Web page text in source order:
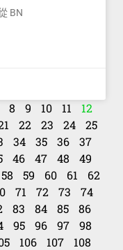
BN
8 9 10 11
12
22 23 24
25
34 35 36
37
46 47 48
49
58 59 60 61
62
71 72 73
74
83 84 85
86
95 96 97
98
106 107
108